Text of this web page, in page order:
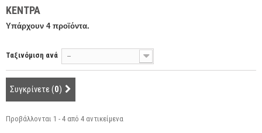
ΚΕΝΤΡΑ
Υπάρχουν 4 προϊόντα.
Ταξινόμιση ανά --
Συγκρίνετε (0)
Προβάλλονται 1 - 4 από 4 αντικείμενα